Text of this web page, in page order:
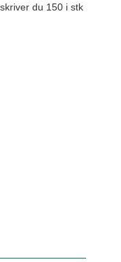
du 150 i stk